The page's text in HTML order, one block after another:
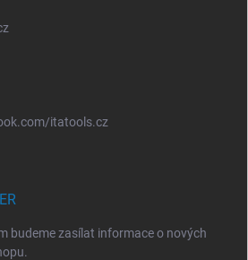
itatools.cz
budeme zasílat informace o nových